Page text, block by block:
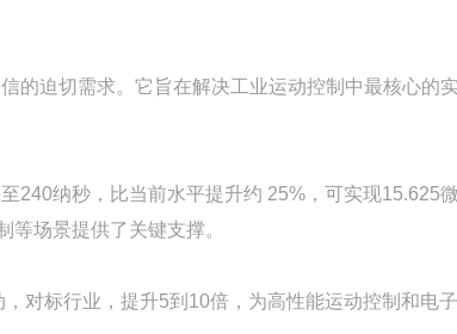
的迫切需求。它旨在解决工业运动控制中最核心的
240纳秒，比当前水平提升约 25%，可实现15.625
场景提供了关键支撑。
对标行业，提升5到10倍，为高性能运动控制和电